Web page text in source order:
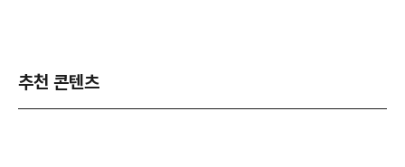
추천 콘텐츠